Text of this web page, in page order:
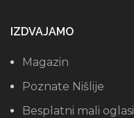
IZDVAJAMO
Magazin
Poznate Nišlije
Besplatni mali oglasi